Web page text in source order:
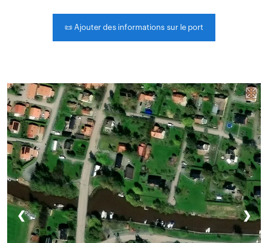
📜Ajouter des informations sur le port
❮ ❯